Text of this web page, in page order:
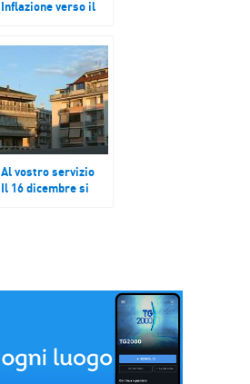
Inflazione verso il
Al vostro servizio
Il 16 dicembre si